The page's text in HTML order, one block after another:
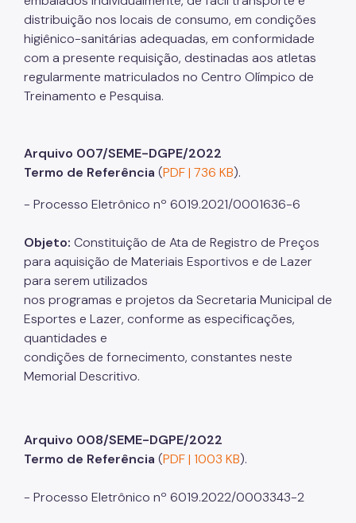
distribuição nos locais de consumo, em condições
higiênico-sanitárias adequadas, em conformidade
com a presente requisição, destinadas aos atletas
regularmente matriculados no Centro Olímpico de
Treinamento e Pesquisa.
Arquivo 007/SEME-DGPE/2022
Termo de Referência (PDF | 736 KB).
- Processo Eletrônico nº 6019.2021/0001636-6
Objeto: Constituição de Ata de Registro de Preços
para aquisição de Materiais Esportivos e de Lazer
para serem utilizados
nos programas e projetos da Secretaria Municipal de
Esportes e Lazer, conforme as especificações,
quantidades e
condições de fornecimento, constantes neste
Memorial Descritivo.
Arquivo 008/SEME-DGPE/2022
Termo de Referência (PDF | 1003 KB).
- Processo Eletrônico nº 6019.2022/0003343-2